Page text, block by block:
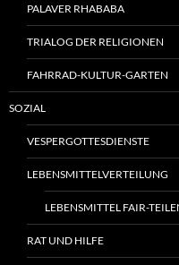
PALAVER RHABABA
TRIALOG DER RELIGIONEN
FAHRRAD-KULTUR-GARTEN
SOZIAL
VESPERGOTTESDIENSTE
LEBENSMITTELVERTEILUNG
LEBENSMITTEL FAIR-
RAT UND HILFE